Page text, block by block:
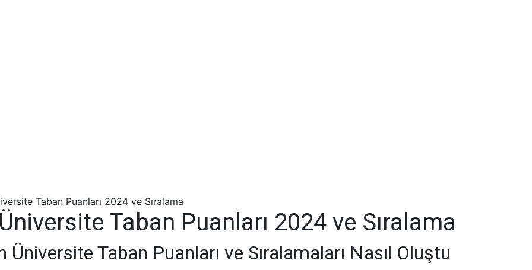
Taban Puanları 2024 ve Sıralama
Taban Puanları 2024 ve Sıralama
Üniversite Taban Puanları ve Sıralamaları Nasıl Oluştu